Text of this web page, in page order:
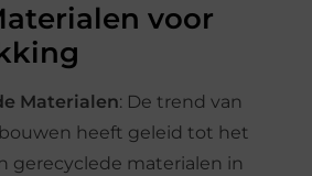
voor
Materialen: De trend van
heeft geleid tot het
gerecyclede materialen in